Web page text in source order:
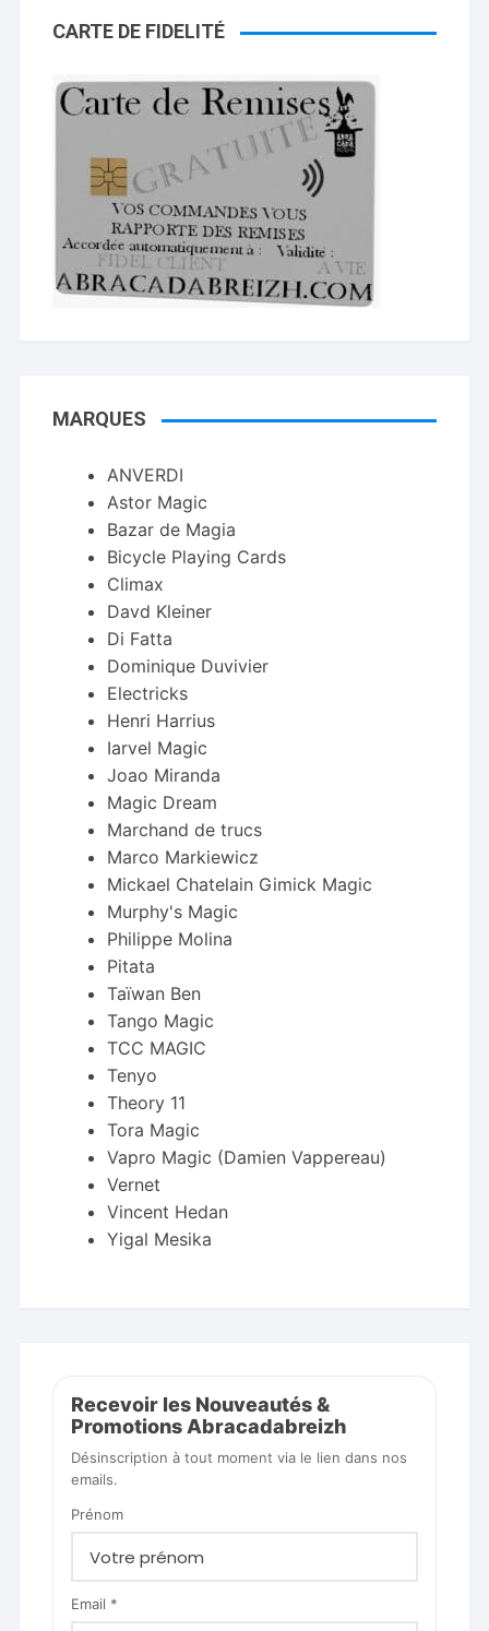
CARTE DE FIDELITÉ
MARQUES
ANVERDI
Astor Magic
Bazar de Magia
Bicycle Playing Cards
Climax
Davd Kleiner
Di Fatta
Dominique Duvivier
Electricks
Henri Harrius
Iarvel Magic
Joao Miranda
Magic Dream
Marchand de trucs
Marco Markiewicz
Mickael Chatelain Gimick Magic
Murphy's Magic
Philippe Molina
Pitata
Taïwan Ben
Tango Magic
TCC MAGIC
Tenyo
Theory 11
Tora Magic
Vapro Magic (Damien Vappereau)
Vernet
Vincent Hedan
Yigal Mesika
Recevoir les Nouveautés &
Promotions Abracadabreizh
Désinscription à tout moment via le lien dans nos
emails.
Prénom
Email *